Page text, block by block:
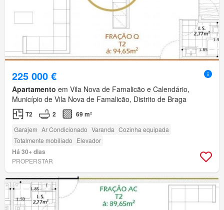
225 000 €
Apartamento em Vila Nova de Famalicão e Calendário,
Município de Vila Nova de Famalicão, Distrito de Braga
T2 2 69 m²
Garajem Ar Condicionado Varanda Cozinha equipada
Totalmente mobiliado Elevador
Há 30+ dias
PROPERSTAR